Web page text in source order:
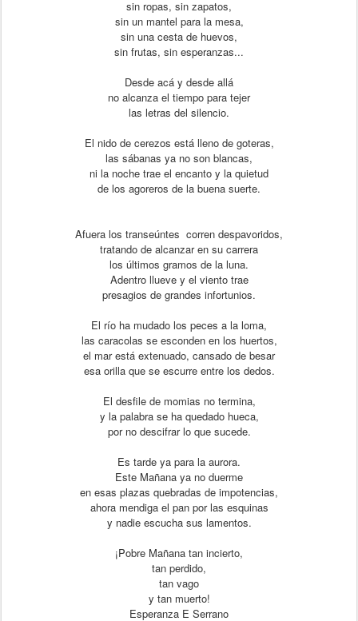
sin ropas, sin zapatos,
sin un mantel para la mesa,
sin una cesta de huevos,
sin frutas, sin esperanzas...
Desde acá y desde allá
no alcanza el tiempo para tejer
las letras del silencio.
El nido de cerezos está lleno de goteras,
las sábanas ya no son blancas,
ni la noche trae el encanto y la quietud
de los agoreros de la buena suerte.
Afuera los transeúntes corren despavoridos,
tratando de alcanzar en su carrera
los últimos gramos de la luna.
Adentro llueve y el viento trae
presagios de grandes infortunios.
El río ha mudado los peces a la loma,
las caracolas se esconden en los huertos,
el mar está extenuado, cansado de besar
esa orilla que se escurre entre los dedos.
El desfile de momias no termina,
y la palabra se ha quedado hueca,
por no descifrar lo que sucede.
Es tarde ya para la aurora.
Este Mañana ya no duerme
en esas plazas quebradas de impotencias,
ahora mendiga el pan por las esquinas
y nadie escucha sus lamentos.
¡Pobre Mañana tan incierto,
tan perdido,
tan vago
y tan muerto!
Esperanza E Serrano